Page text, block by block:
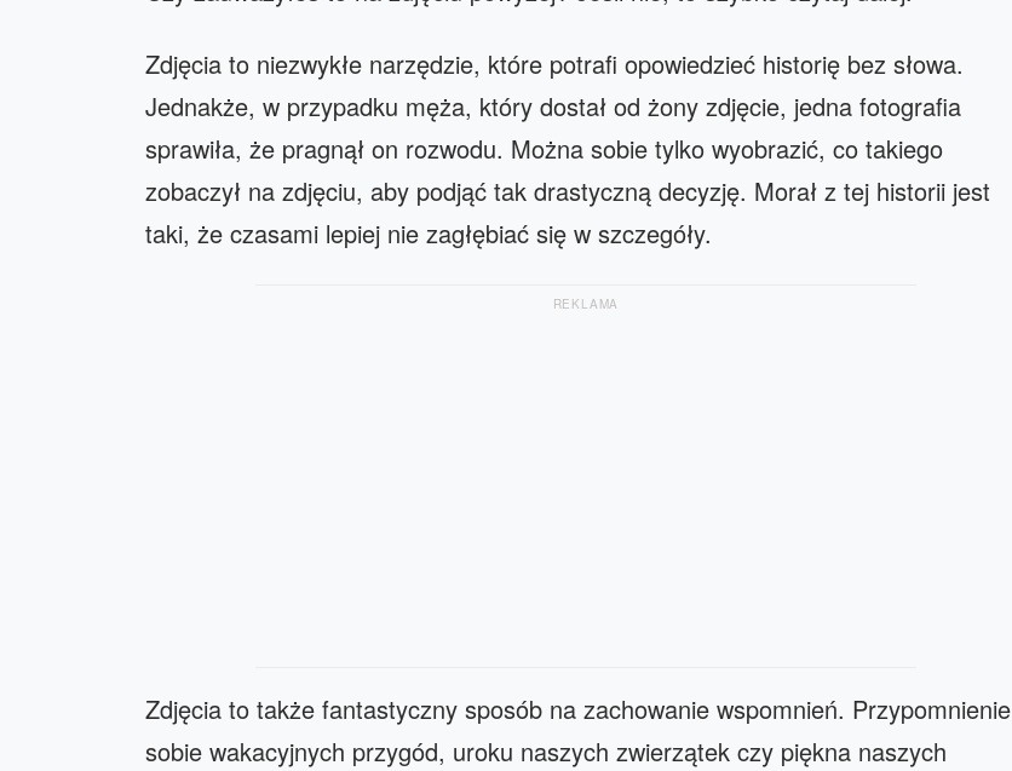
Zdjęcia to niezwykłe narzędzie, które potrafi opowiedzieć historię bez słowa.
Jednakże, w przypadku męża, który dostał od żony zdjęcie, jedna fotografia
sprawiła, że pragnął on rozwodu. Można sobie tylko wyobrazić, co takiego
zobaczył na zdjęciu, aby podjąć tak drastyczną decyzję. Morał z tej historii jest
taki, że czasami lepiej nie zagłębiać się w szczegóły.
REKLAMA
Zdjęcia to także fantastyczny sposób na zachowanie wspomnień. Przypomnienie
sobie wakacyjnych przygód, uroku naszych zwierzątek czy piękna naszych